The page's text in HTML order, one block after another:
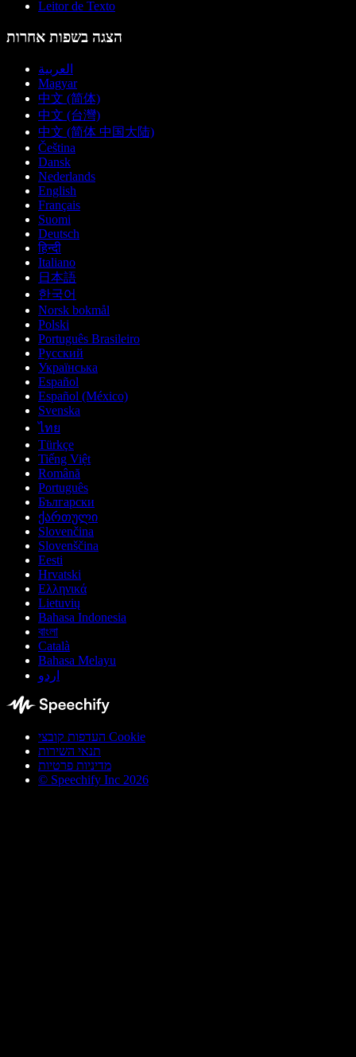
Leitor de Texto
הצגה בשפות אחרות
العربية
Magyar
中文 (简体)
中文 (台灣)
中文 (简体 中国大陆)
Čeština
Dansk
Nederlands
English
Français
Suomi
Deutsch
हिन्दी
Italiano
日本語
한국어
Norsk bokmål
Polski
Português Brasileiro
Русский
Українська
Español
Español (México)
Svenska
ไทย
Türkçe
Tiếng Việt
Română
Português
Български
ქართული
Slovenčina
Slovenščina
Eesti
Hrvatski
Ελληνικά
Lietuvių
Bahasa Indonesia
বাংলা
Català
Bahasa Melayu
اردو
העדפות קובצי Cookie
תנאי השירות
מדיניות פרטיות
© Speechify Inc 2026